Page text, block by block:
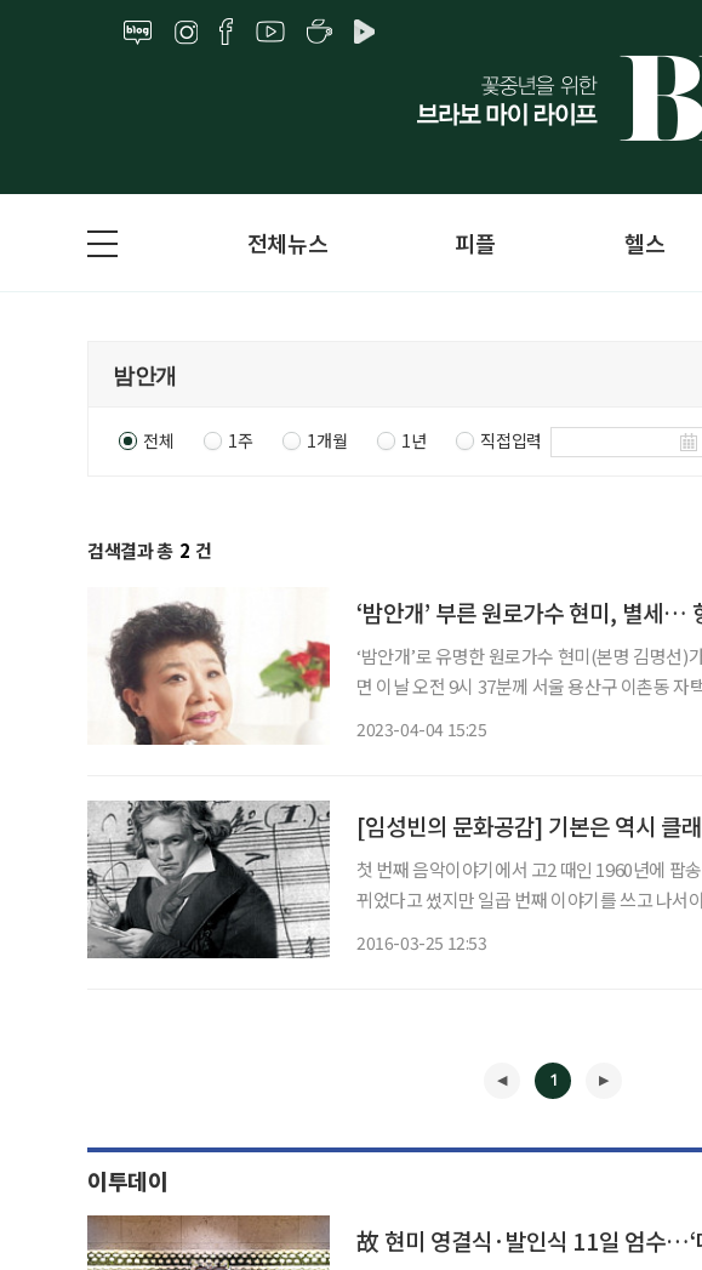
전체뉴스 피플 헬스
전체 1주 1개월 1년 직접입력
검색결과 총 2 건
‘밤안개’ 부른 원로가수 현미, 별세…
‘밤안개’로 유명한 원로가수 현미(본명 김명선)
면 이날 오전 9시 37분께 서울 용산구 이촌동 자
2023-04-04 15:25
[임성빈의 문화공감] 기본은 역시 클
첫 번째 음악이야기에서 고2 때인 1960년에 팝
뀌었다고 썼지만 일곱 번째 이야기를 쓰고 나서
2016-03-25 12:53
1
이투데이
故 현미 영결식·발인식 11일 엄수…‘